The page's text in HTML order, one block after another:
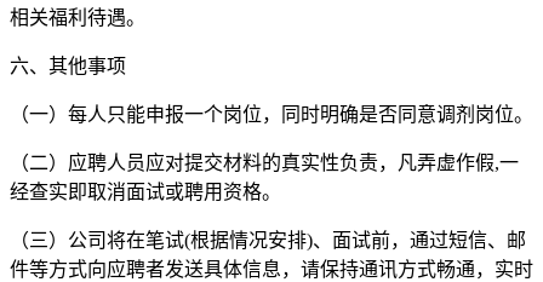
相关福利待遇。
六、其他事项
（一）每人只能申报一个岗位，同时明确是否同意调剂岗位。
（二）应聘人员应对提交材料的真实性负责，凡弄虚作假,一
经查实即取消面试或聘用资格。
（三）公司将在笔试(根据情况安排)、面试前，通过短信、邮
件等方式向应聘者发送具体信息，请保持通讯方式畅通，实时